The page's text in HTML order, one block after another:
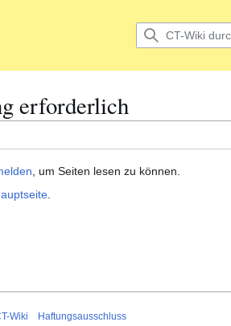
erforderlich
, um Seiten lesen zu können.
Wiki Haftungsausschluss